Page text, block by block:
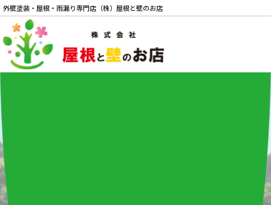
外壁塗装・屋根・雨漏り専門店（株）屋根と壁のお店